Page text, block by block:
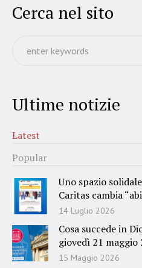
Cerca nel sito
Ultime notizie
Latest
Popular
Uno spazio
Caritas cambia
14 Luglio 2026
Cosa succede in
giovedì 21 maggio
15 Maggio 2026